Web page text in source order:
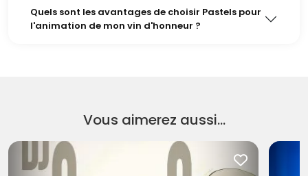
Quels sont les avantages de choisir Pastels pour
l'animation de mon vin d'honneur ?
Vous aimerez aussi...